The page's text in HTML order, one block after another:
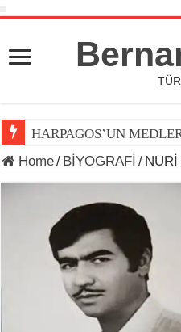
HARPAGOS’UN
Home/ BİYOGRAFİ /